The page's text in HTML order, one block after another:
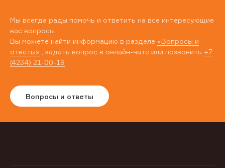
Мы всегда рады помочь и ответить на все интересующие
вас вопросы.
Вы можете найти информацию в разделе «Вопросы и
ответы» , задать вопрос в онлайн-чате или позвонить +7
(4234) 21-00-19
Вопросы и ответы